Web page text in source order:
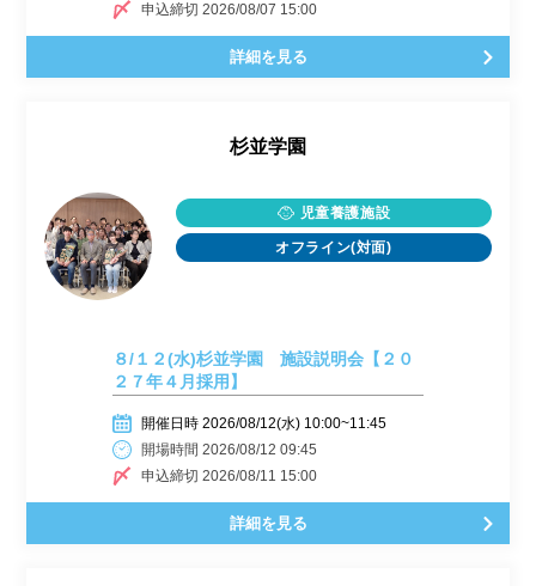
申込締切 2026/08/07 15:00
詳細を見る
杉並学園
児童養護施設
オフライン(対面)
８/１２(水)杉並学園 施設説明会【２０
２７年４月採用】
開催日時 2026/08/12(水) 10:00~11:45
開場時間 2026/08/12 09:45
申込締切 2026/08/11 15:00
詳細を見る